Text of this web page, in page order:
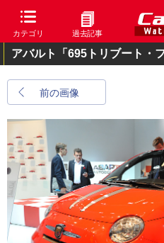
カテゴリ 過去記事
アバルト「695トリブート・
前の画像